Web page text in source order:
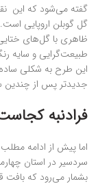
گفته می‌شود که این
گل گوبلن اروپایی
ظاهری با گل‌های
طبیعت‌گرایی و سایه
این طرح به شکلی
جدیدتر پس از چندین
فرادنبه
اما پیش از ادامه مطلب
سردسیر در استان
بشمار می‌رود که بافت